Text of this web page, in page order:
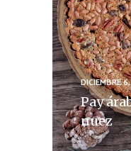
DICIEMBRE
Pay
nuez